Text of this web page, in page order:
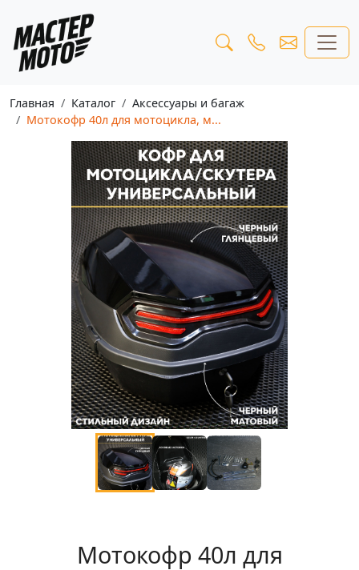
Главная Каталог
Аксессуары и багаж
Мотокофр 40л для мотоцикла, м...
Предыдущая
Мотокофр 40л для